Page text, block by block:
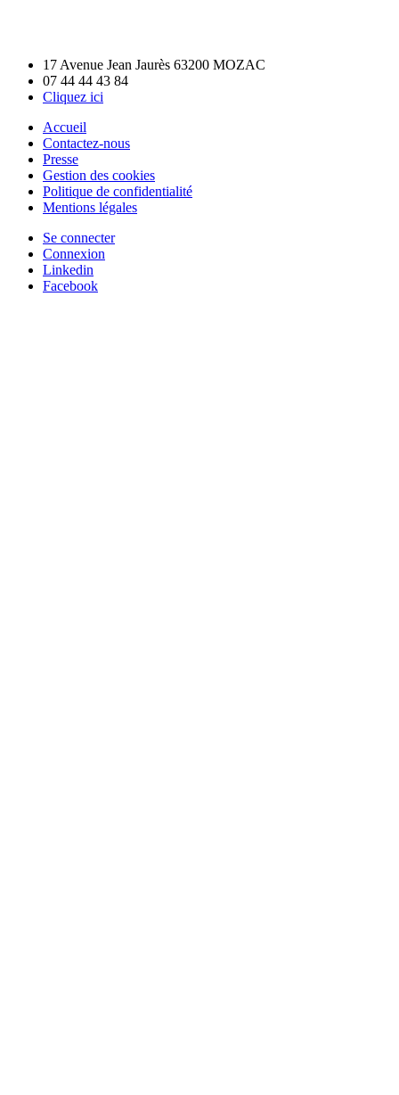
17 Avenue Jean Jaurès 63200 MOZAC
07 44 44 43 84
Cliquez ici
Accueil
Contactez-nous
Presse
Gestion des cookies
Politique de confidentialité
Mentions légales
Se connecter
Connexion
Linkedin
Facebook